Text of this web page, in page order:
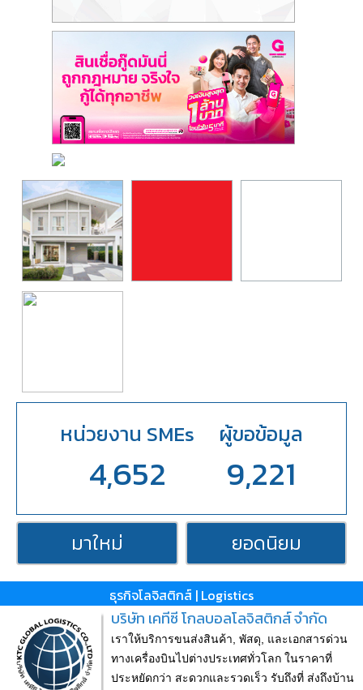
หน่วยงาน SMEs
4,652
ผู้ขอข้อมูล
9,221
มาใหม่ ยอดนิยม
ธุรกิจโลจิสติกส์ | Logistics
บริษัท เคทีซี โกลบอลโลจิสติกส์ จำกัด
เราให้บริการขนส่งสินค้า, พัสดุ, และเอกสารด่วน
ทางเครื่องบินไปต่างประเทศทั่วโลก ในราคาที่
ประหยัดกว่า สะดวกและรวดเร็ว รับถึงที่ ส่งถึงบ้าน